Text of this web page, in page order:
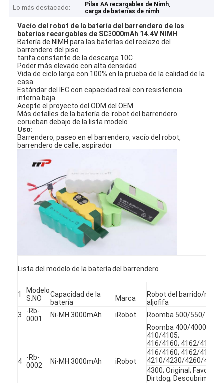
Lo más destacado:
Pilas AA recargables de Nimh,
carga de baterías de nimh
Vacío del robot de la batería del barrendero de las
baterías recargables de SC3000mAh 14.4V NIMH
Batería de NIMH para las baterías del reelazo del
barrendero del piso
tarifa constante de la descarga 10C
Poder más elevado con alta densidad
Vida de ciclo larga con 100% en la prueba de la calidad de la
casa
Estándar del IEC con capacidad real con resistencia
interna baja.
Acepte el proyecto del ODM del OEM
Más detalles de la batería de Irobot del barrendero
corueban debajo de la lista modelo
Uso:
Barrendero, paseo en el barrendero, vacío del robot,
barrendero de calle, aspirador
Lista del modelo de la batería del barrendero
1
Modelo
S.NO
Capacidad de la
batería
Marca
Robot del barrido/
aljofifa
3
-Rb-
0001
Ni-MH 3000mAh iRobot Roomba 500/550/
4
-Rb-
0002
Ni-MH 3000mAh iRobot
Roomba 400/4000;
410/4105;
416/4160; 4162/4199
416/4160; 4162/4199;
4210/4230/4260/
4300; Original;
Dirtdog;